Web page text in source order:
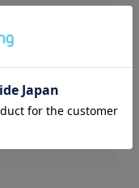
る
ラフ）ボーダー
キャミワンピー